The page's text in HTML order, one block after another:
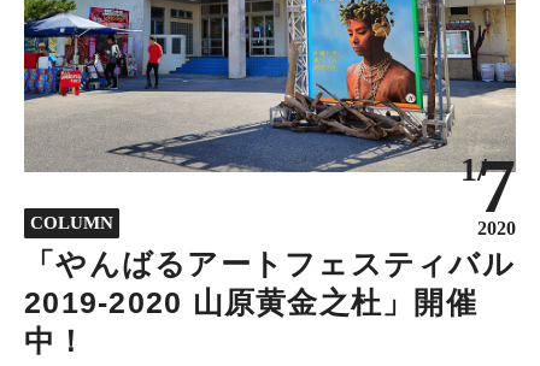
MESSAGE
STORY
EVENT
DESIGN
DISCOVERY
COLUMN
320
COLUMN
1/7
2020
「やんばるアートフェスティバル
2019-2020 山原黄金之杜」開催
中！